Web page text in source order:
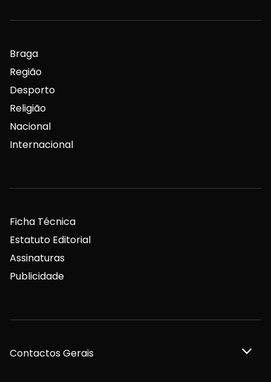
Braga
Região
Desporto
Religião
Nacional
Internacional
Ficha Técnica
Estatuto Editorial
Assinaturas
Publicidade
Contactos Gerais